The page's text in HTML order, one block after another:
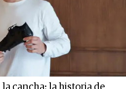
la cancha: la historia de